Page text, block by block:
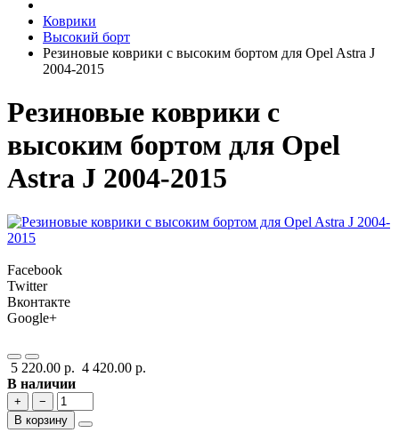
Коврики
Высокий борт
Резиновые коврики с высоким бортом для Opel Astra J
2004-2015
Резиновые коврики с
высоким бортом для Opel
Astra J 2004-2015
Facebook
Twitter
Вконтакте
Google+
5 220.00 р. 4 420.00 р.
В наличии
+
−
В корзину